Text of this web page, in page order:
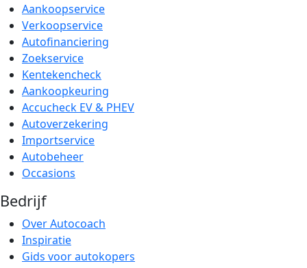
Aankoopservice
Verkoopservice
Autofinanciering
Zoekservice
Kentekencheck
Aankoopkeuring
Accucheck EV & PHEV
Autoverzekering
Importservice
Autobeheer
Occasions
Bedrijf
Over Autocoach
Inspiratie
Gids voor autokopers